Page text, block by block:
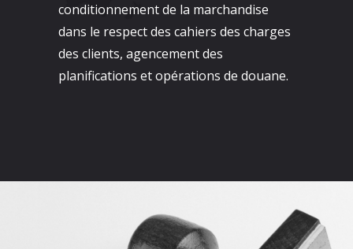
conditionnement de la marchandise
dans le respect des cahiers des charges
des clients, agencement des
planifications et opérations de douane.